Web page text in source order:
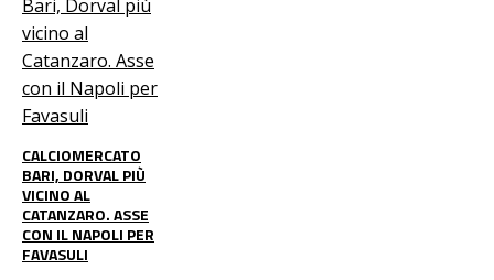
CALCIOMERCATO
BARI, DORVAL PIÙ
VICINO AL
CATANZARO. ASSE
CON IL NAPOLI PER
FAVASULI